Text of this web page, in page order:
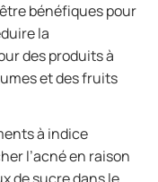
bénéfiques pour
la
des produits à
et des fruits
à indice
l’acné en raison